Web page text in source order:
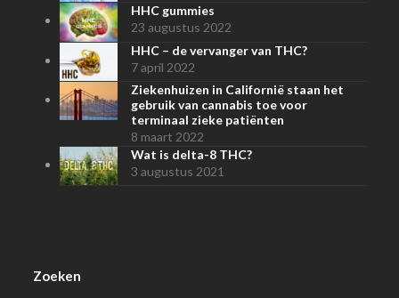
HHC gummies
23 augustus 2022
HHC – de vervanger van THC?
7 april 2022
Ziekenhuizen in Californië staan het
gebruik van cannabis toe voor
terminaal zieke patiënten
8 maart 2022
Wat is delta-8 THC?
3 augustus 2021
Zoeken